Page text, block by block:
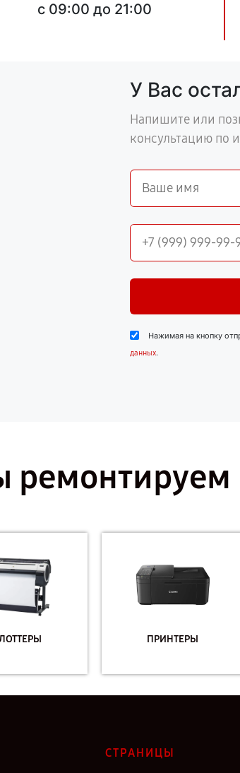
c 09:00 до 21:00
У Вас
Напишите или
консультацию по
Нажимая на кнопку
данных.
ремонтируем
ПРИНТЕРЫ
СТРАНИЦЫ